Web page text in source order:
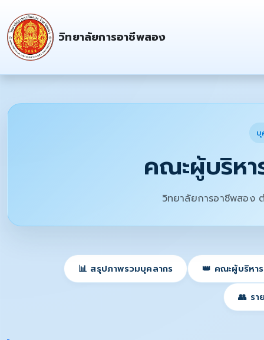
วิทยาลัยการอาชีพสอง
บุ
คณะผู้บริห
วิทยาลัยการอาชีพสอง
📊 สรุปภาพรวมบุคลากร 👑 คณะผู้บริหาร
👥 ร